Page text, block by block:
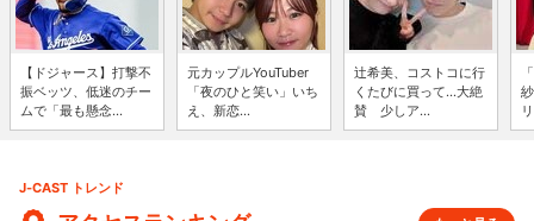
【ドジャース】打撃不
振ベッツ、低迷のチー
ムで「最も懸念...
元カップルYouTuber
「夜のひと笑い」いち
え、新恋...
辻希美、コストコに行
くたびに買って...大絶
賛 少しア...
J-CAST トレンド